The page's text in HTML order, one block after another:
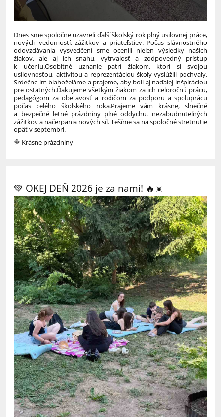
Dnes sme spoločne uzavreli ďalší školský rok plný usilovnej práce,
nových vedomostí, zážitkov a priateľstiev. Počas slávnostného
odovzdávania vysvedčení sme ocenili nielen výsledky našich
žiakov, ale aj ich snahu, vytrvalosť a zodpovedný prístup
k učeniu.Osobitné uznanie patrí žiakom, ktorí si svojou
usilovnosťou, aktivitou a reprezentáciou školy vyslúžili pochvaly.
Srdečne im blahoželáme a prajeme, aby boli aj naďalej inšpiráciou
pre ostatných.Ďakujeme všetkým žiakom za ich celoročnú prácu,
pedagógom za obetavosť a rodičom za podporu a spoluprácu
počas celého školského roka.Prajeme vám krásne, slnečné
a bezpečné letné prázdniny plné oddychu, nezabudnuteľných
zážitkov a načerpania nových síl. Tešíme sa na spoločné stretnutie
opäť v septembri.
🌞 Krásne prázdniny!
💚 OKEJ DEŇ 2026 je za nami! 🔥☀️